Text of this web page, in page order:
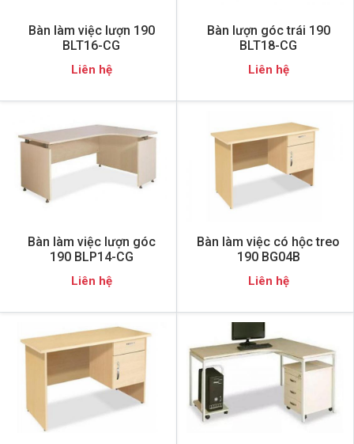
Bàn làm việc lượn 190
BLT16-CG
Liên hệ
Bàn lượn góc trái 190
BLT18-CG
Liên hệ
Bàn làm việc lượn góc
190 BLP14-CG
Liên hệ
Bàn làm việc có hộc treo
190 BG04B
Liên hệ